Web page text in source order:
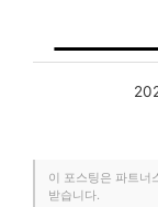
이 포스팅은 파트너
받습니다.